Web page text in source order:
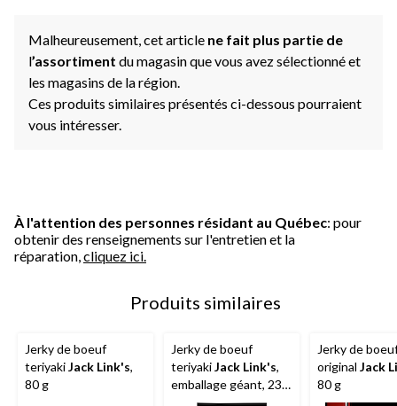
Malheureusement, cet article ne fait plus partie de
l’assortiment du magasin que vous avez sélectionné et
les magasins de la région.
Ces produits similaires présentés ci-dessous pourraient
vous intéresser.
À l'attention des personnes résidant au Québec: pour
obtenir des renseignements sur l'entretien et la
réparation, cliquez ici.
Produits similaires
Jerky de boeuf
teriyakiJack Link's,
80 g
Jerky de boeuf
teriyakiJack Link's,
emballage géant, 230
Jerky de
original Jack
80 g